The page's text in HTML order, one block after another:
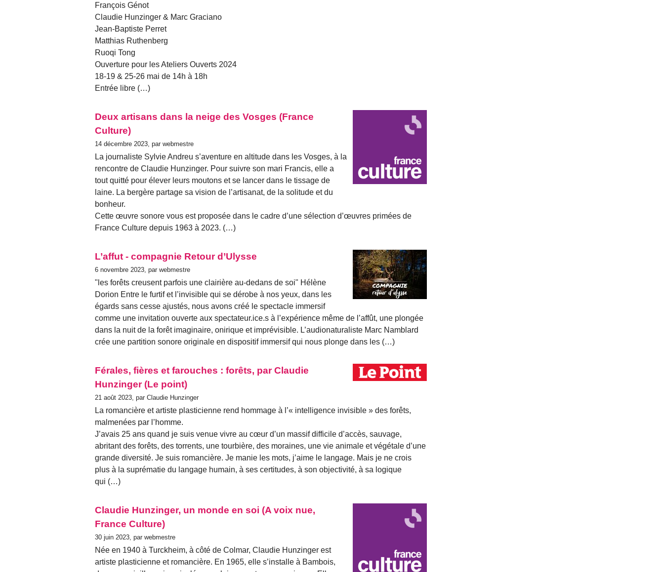
François Génot
Claudie Hunzinger & Marc Graciano
Jean-Baptiste Perret
Matthias Ruthenberg
Ruoqi Tong
Ouverture pour les Ateliers Ouverts 2024
18-19 & 25-26 mai de 14h à 18h
Entrée libre (…)
Deux artisans dans la neige des Vosges (France
Culture)
14 décembre 2023, par webmestre
La journaliste Sylvie Andreu s’aventure en altitude dans les Vosges, à la
rencontre de Claudie Hunzinger. Pour suivre son mari Francis, elle a
tout quitté pour élever leurs moutons et se lancer dans le tissage de
laine. La bergère partage sa vision de l’artisanat, de la solitude et du
bonheur.
Cette œuvre sonore vous est proposée dans le cadre d’une sélection d’œuvres primées de
France Culture depuis 1963 à 2023. (…)
L’affut - compagnie Retour d’Ulysse
6 novembre 2023, par webmestre
"les forêts creusent parfois une clairière au-dedans de soi" Hélène
Dorion Entre le furtif et l’invisible qui se dérobe à nos yeux, dans les
égards sans cesse ajustés, nous avons créé le spectacle immersif
comme une invitation ouverte aux spectateur.ice.s à l’expérience même de l’affût, une plongée
dans la nuit de la forêt imaginaire, onirique et imprévisible. L’audionaturaliste Marc Namblard
crée une partition sonore originale en dispositif immersif qui nous plonge dans les (…)
Férales, fières et farouches : forêts, par Claudie
Hunzinger (Le point)
21 août 2023, par Claudie Hunzinger
La romancière et artiste plasticienne rend hommage à l’« intelligence invisible » des forêts,
malmenées par l’homme.
J’avais 25 ans quand je suis venue vivre au cœur d’un massif difficile d’accès, sauvage,
abritant des forêts, des torrents, une tourbière, des moraines, une vie animale et végétale d’une
grande diversité. Je suis romancière. Je manie les mots, j’aime le langage. Mais je ne crois
plus à la suprématie du langage humain, à ses certitudes, à son objectivité, à sa logique
qui (…)
Claudie Hunzinger, un monde en soi (A voix nue,
France Culture)
30 juin 2023, par webmestre
Née en 1940 à Turckheim, à côté de Colmar, Claudie Hunzinger est
artiste plasticienne et romancière. En 1965, elle s’installe à Bambois,